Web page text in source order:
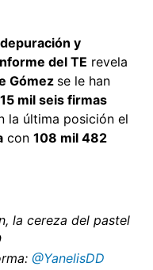
y
del TE revela
Gómez se le han
mil seis firmas
la última posición el
con 108 mil 482
la cereza del pastel
@YanelisDD